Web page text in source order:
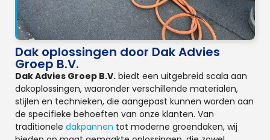
Dak oplossingen door Dak Advies
Groep B.V.
Dak Advies Groep B.V. biedt een uitgebreid scala aan
dakoplossingen, waaronder verschillende materialen,
stijlen en technieken, die aangepast kunnen worden aan
de specifieke behoeften van onze klanten. Van
traditionele dakpannen tot moderne groendaken, wij